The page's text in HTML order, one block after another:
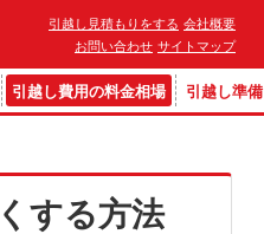
引越し見積もりをする 会社概要
お問い合わせ サイトマップ
引越し費用の料金相場 引越し準備
する方法